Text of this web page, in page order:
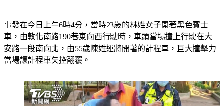
事發在今日上午6時4分，當時23歲的林姓女子開著黑色賓士
車，由敦化南路190巷東向西行駛時，車頭當場撞上行駛在大
安路一段南向北，由55歲陳姓運將開著的計程車，巨大撞擊力
當場讓計程車失控翻覆。